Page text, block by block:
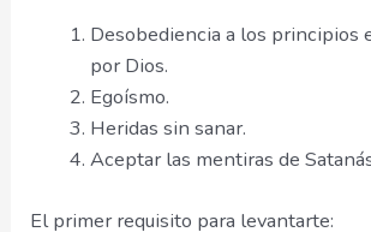
Desobediencia a los principios
por Dios.
Egoísmo.
Heridas sin sanar.
Aceptar las mentiras de
El primer requisito para levantarte: